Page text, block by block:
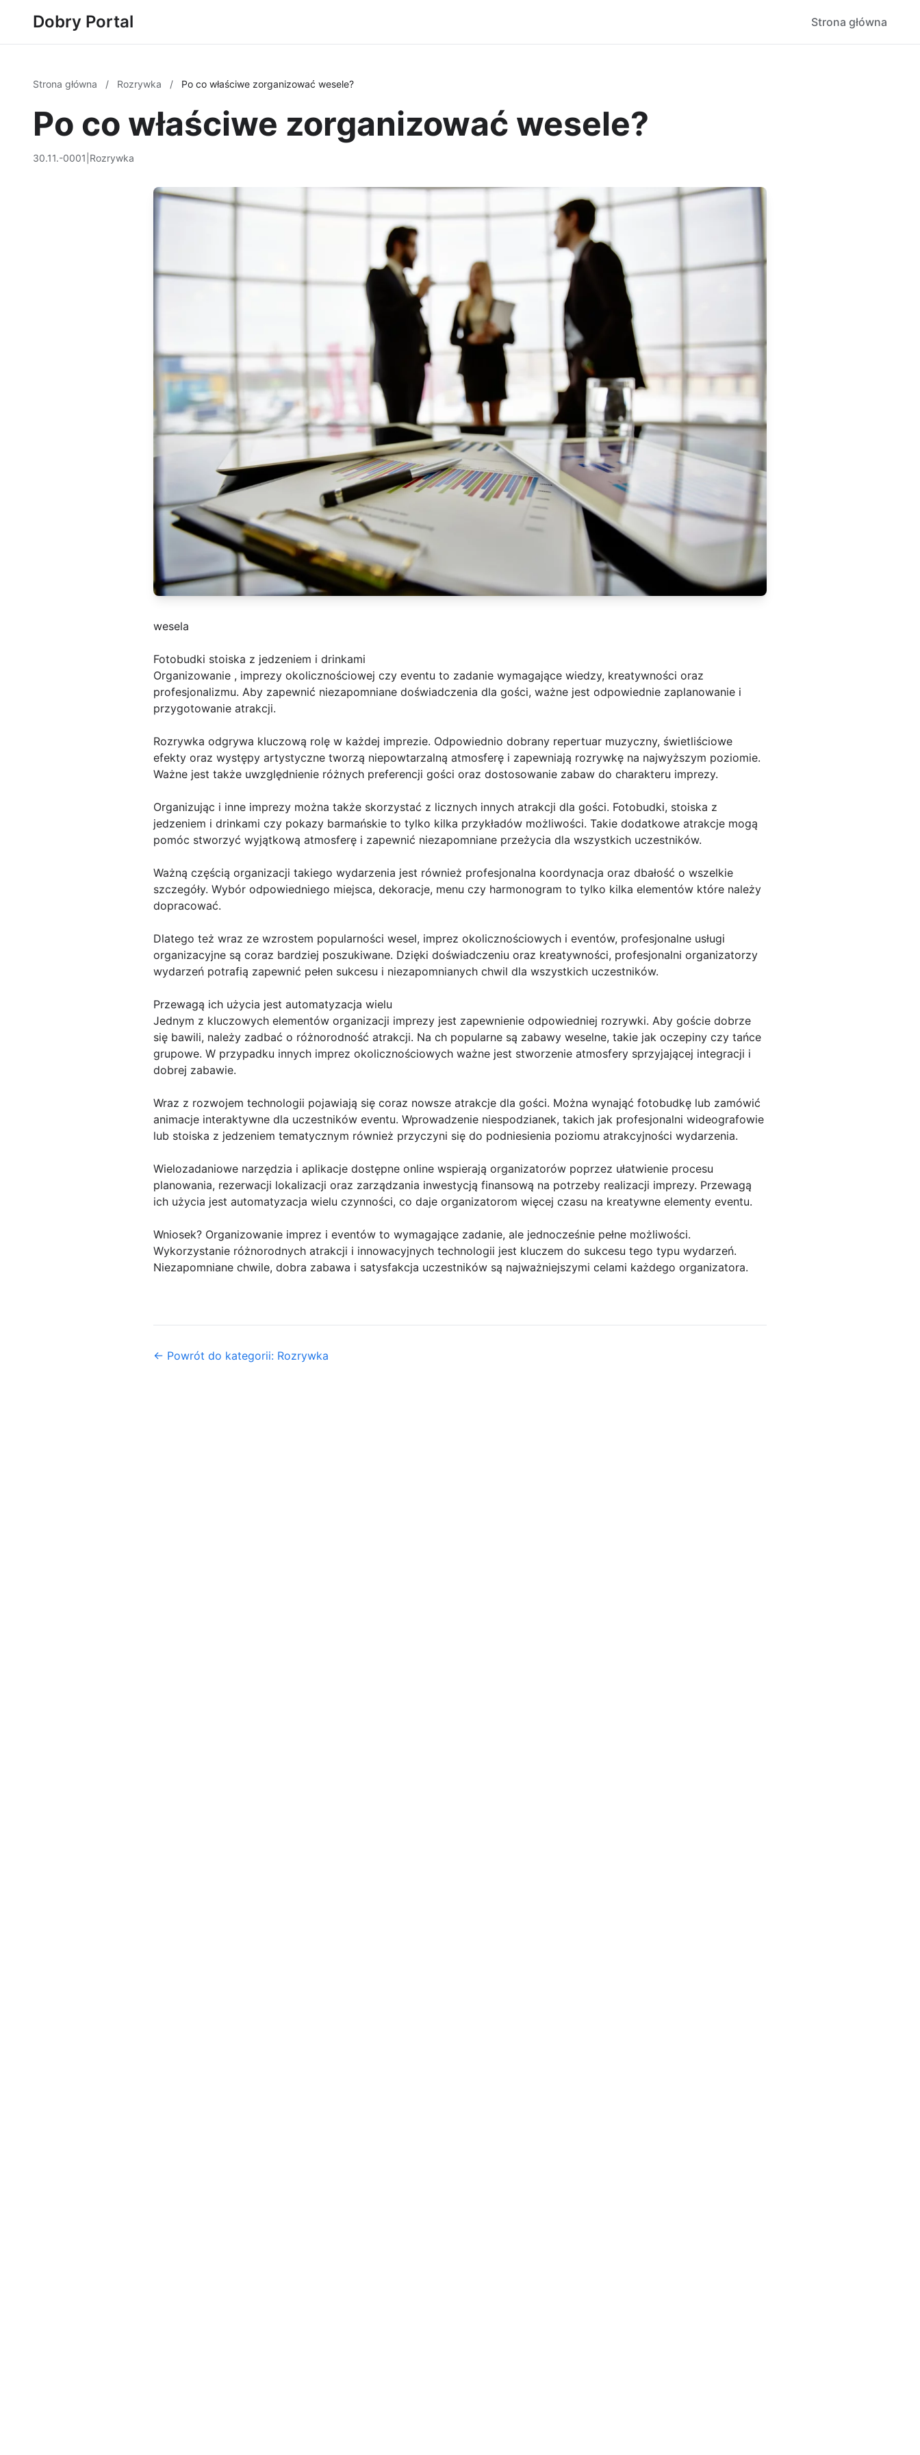
Dobry Portal Strona główna
Strona główna / Rozrywka / Po co właściwe zorganizować wesele?
Po co właściwe zorganizować wesele?
30.11.-0001 Rozrywka
wesela
Fotobudki stoiska z jedzeniem i drinkami
Organizowanie , imprezy okolicznościowej czy eventu to zadanie wymagające wiedzy, kreatywności oraz
profesjonalizmu. Aby zapewnić niezapomniane doświadczenia dla gości, ważne jest odpowiednie zaplanowanie i
przygotowanie atrakcji.
Rozrywka odgrywa kluczową rolę w każdej imprezie. Odpowiednio dobrany repertuar muzyczny, świetliściowe
efekty oraz występy artystyczne tworzą niepowtarzalną atmosferę i zapewniają rozrywkę na najwyższym poziomie.
Ważne jest także uwzględnienie różnych preferencji gości oraz dostosowanie zabaw do charakteru imprezy.
Organizując i inne imprezy można także skorzystać z licznych innych atrakcji dla gości. Fotobudki, stoiska z
jedzeniem i drinkami czy pokazy barmańskie to tylko kilka przykładów możliwości. Takie dodatkowe atrakcje mogą
pomóc stworzyć wyjątkową atmosferę i zapewnić niezapomniane przeżycia dla wszystkich uczestników.
Ważną częścią organizacji takiego wydarzenia jest również profesjonalna koordynacja oraz dbałość o wszelkie
szczegóły. Wybór odpowiedniego miejsca, dekoracje, menu czy harmonogram to tylko kilka elementów które należy
dopracować.
Dlatego też wraz ze wzrostem popularności wesel, imprez okolicznościowych i eventów, profesjonalne usługi
organizacyjne są coraz bardziej poszukiwane. Dzięki doświadczeniu oraz kreatywności, profesjonalni organizatorzy
wydarzeń potrafią zapewnić pełen sukcesu i niezapomnianych chwil dla wszystkich uczestników.
Przewagą ich użycia jest automatyzacja wielu
Jednym z kluczowych elementów organizacji imprezy jest zapewnienie odpowiedniej rozrywki. Aby goście dobrze
się bawili, należy zadbać o różnorodność atrakcji. Na ch popularne są zabawy weselne, takie jak oczepiny czy tańce
grupowe. W przypadku innych imprez okolicznościowych ważne jest stworzenie atmosfery sprzyjającej integracji i
dobrej zabawie.
Wraz z rozwojem technologii pojawiają się coraz nowsze atrakcje dla gości. Można wynająć fotobudkę lub zamówić
animacje interaktywne dla uczestników eventu. Wprowadzenie niespodzianek, takich jak profesjonalni wideografowie
lub stoiska z jedzeniem tematycznym również przyczyni się do podniesienia poziomu atrakcyjności wydarzenia.
Wielozadaniowe narzędzia i aplikacje dostępne online wspierają organizatorów poprzez ułatwienie procesu
planowania, rezerwacji lokalizacji oraz zarządzania inwestycją finansową na potrzeby realizacji imprezy. Przewagą
ich użycia jest automatyzacja wielu czynności, co daje organizatorom więcej czasu na kreatywne elementy eventu.
Wniosek? Organizowanie imprez i eventów to wymagające zadanie, ale jednocześnie pełne możliwości.
Wykorzystanie różnorodnych atrakcji i innowacyjnych technologii jest kluczem do sukcesu tego typu wydarzeń.
Niezapomniane chwile, dobra zabawa i satysfakcja uczestników są najważniejszymi celami każdego organizatora.
← Powrót do kategorii: Rozrywka